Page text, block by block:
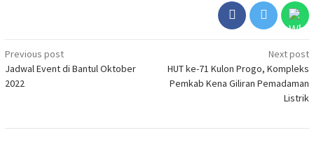
Post
navigation
Previous post
Jadwal Event di Bantul Oktober
2022
Next post
HUT ke-71 Kulon Progo, Kompleks
Pemkab Kena Giliran Pemadaman
Listrik